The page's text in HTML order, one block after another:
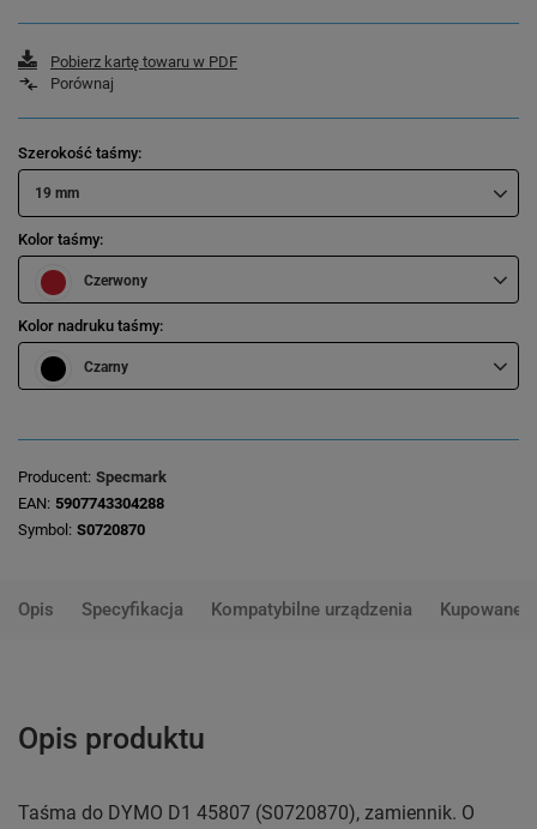
Pobierz kartę towaru w PDF
Porównaj
Szerokość taśmy
19 mm
Kolor taśmy
Czerwony
Kolor nadruku taśmy
Czarny
Producent Specmark
EAN 5907743304288
Symbol S0720870
Opis Specyfikacja Kompatybilne urządzenia Kupowane
Opis produktu
Taśma do DYMO D1 45807 (S0720870), zamiennik. O